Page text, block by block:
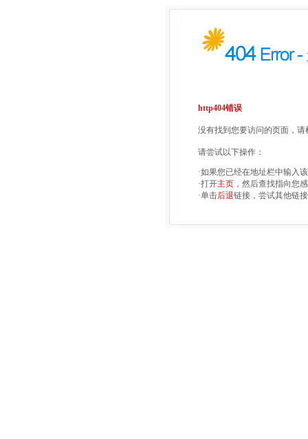
http404错误
没有找到您要访问的页面，
请尝试以下操作：
·如果您已经在地址栏中输入
·打开主页 ，然后查找指向您
·单击后退链接，尝试其他链